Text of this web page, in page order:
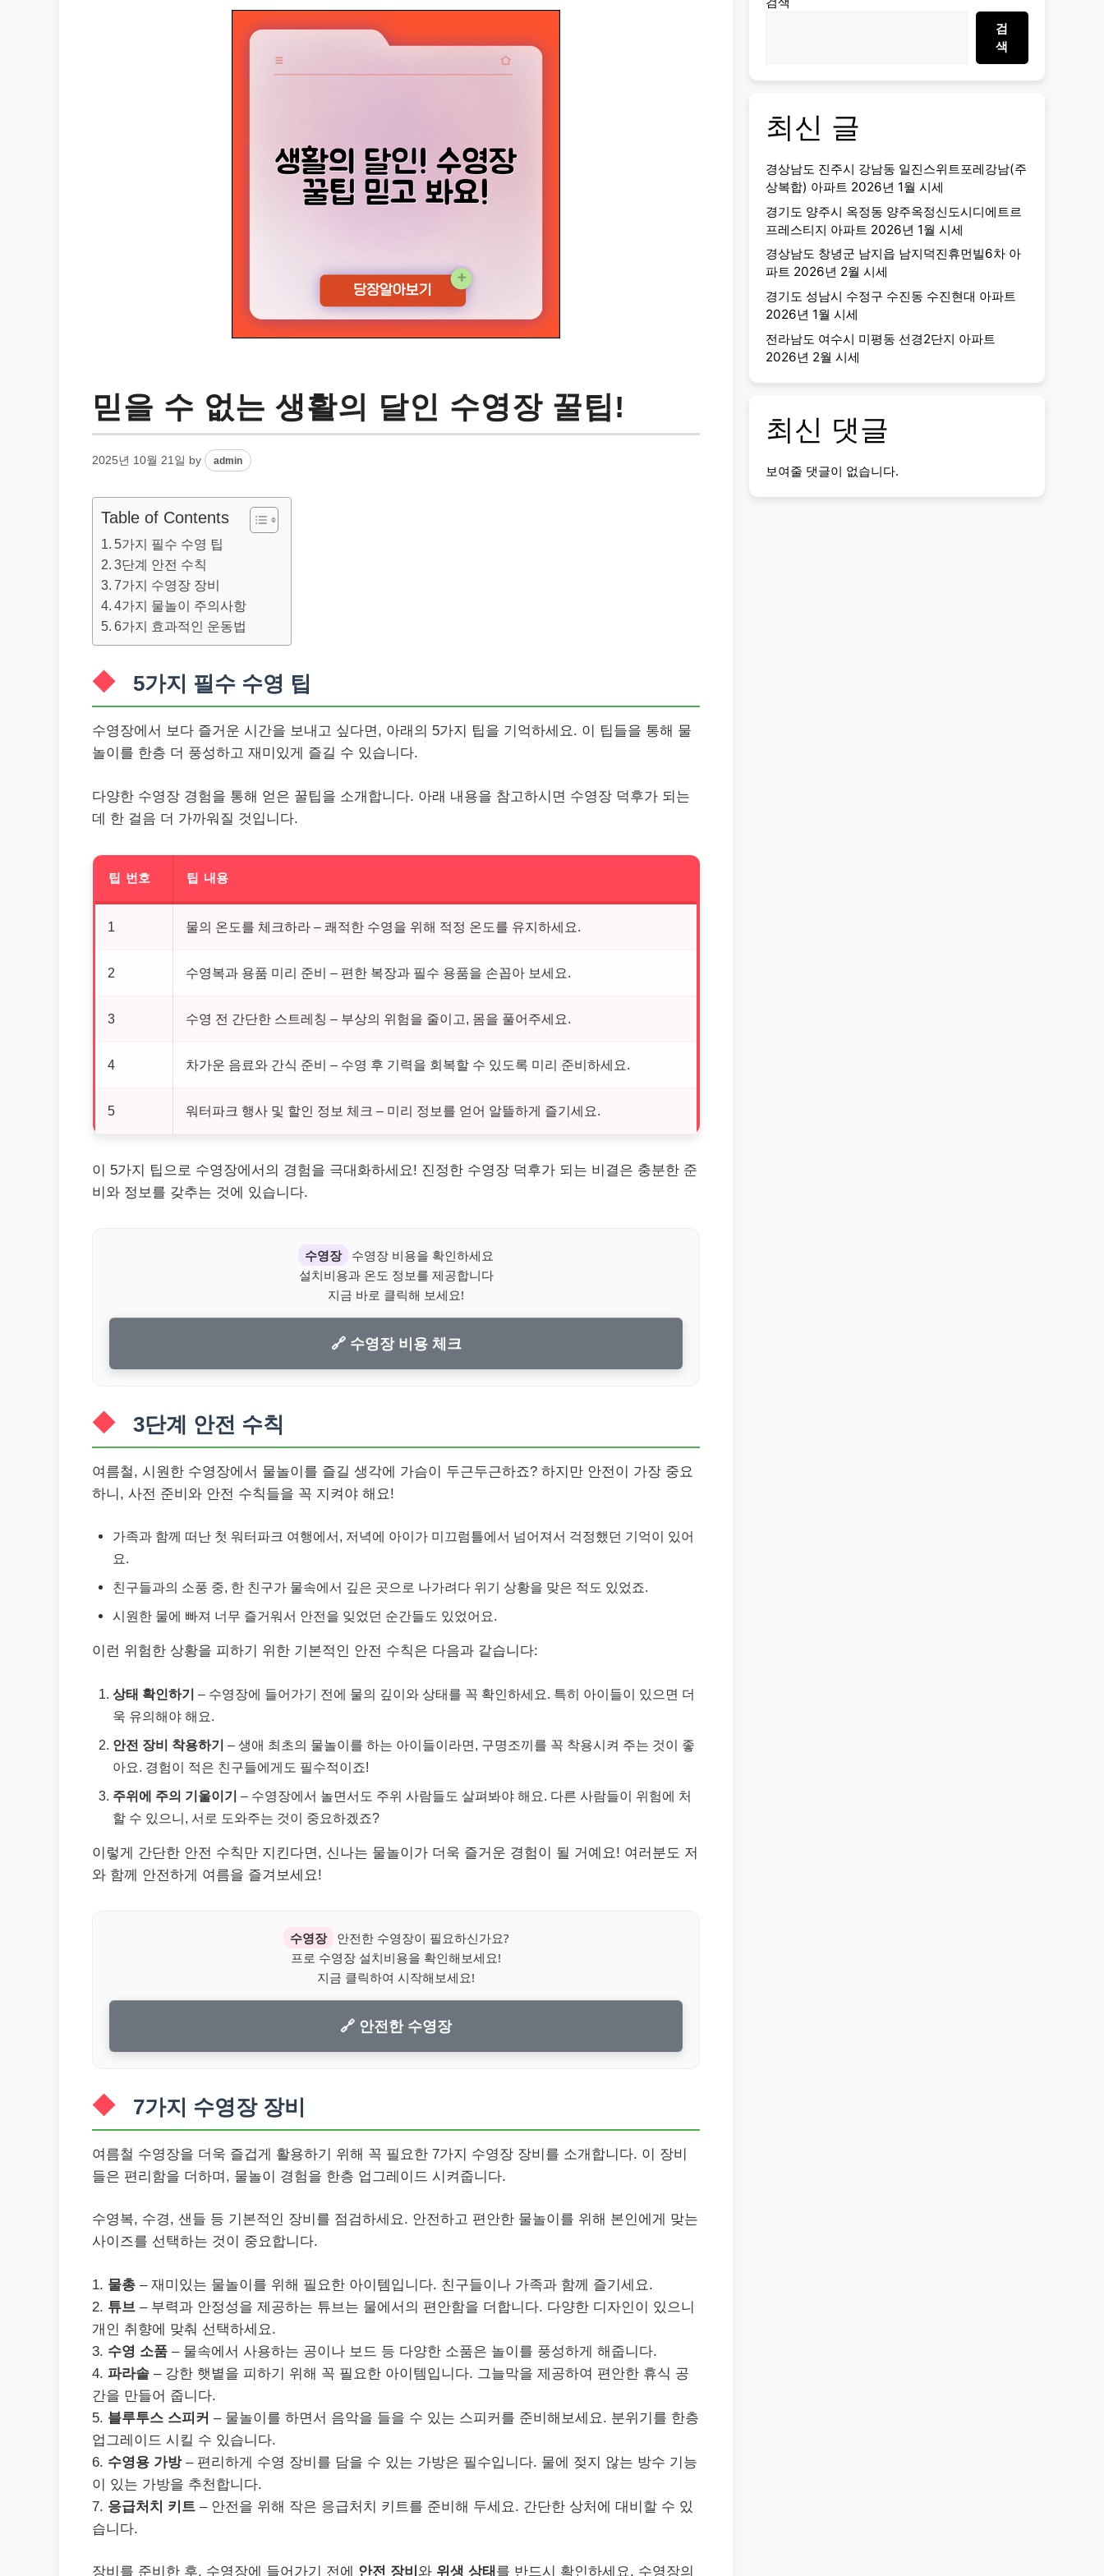
믿을 수 없는 생활의 달인 수영장 꿀팁!
2025년 10월 21일 by admin
Table of Contents
5가지 필수 수영 팁
3단계 안전 수칙
7가지 수영장 장비
4가지 물놀이 주의사항
6가지 효과적인 운동법
5가지 필수 수영 팁
수영장에서 보다 즐거운 시간을 보내고 싶다면, 아래의 5가지 팁을 기억하세요. 이 팁들을 통해 물
놀이를 한층 더 풍성하고 재미있게 즐길 수 있습니다.
다양한 수영장 경험을 통해 얻은 꿀팁을 소개합니다. 아래 내용을 참고하시면 수영장 덕후가 되는
데 한 걸음 더 가까워질 것입니다.
팁 번호 팁 내용
1 물의 온도를 체크하라 – 쾌적한 수영을 위해 적정 온도를 유지하세요.
2 수영복과 용품 미리 준비 – 편한 복장과 필수 용품을 손꼽아 보세요.
3 수영 전 간단한 스트레칭 – 부상의 위험을 줄이고, 몸을 풀어주세요.
4 차가운 음료와 간식 준비 – 수영 후 기력을 회복할 수 있도록 미리 준비하세요.
5 워터파크 행사 및 할인 정보 체크 – 미리 정보를 얻어 알뜰하게 즐기세요.
이 5가지 팁으로 수영장에서의 경험을 극대화하세요! 진정한 수영장 덕후가 되는 비결은 충분한 준
비와 정보를 갖추는 것에 있습니다.
수영장
수영장 비용을 확인하세요
설치비용과 온도 정보를 제공합니다
지금 바로 클릭해 보세요!
🔗 수영장 비용 체크
3단계 안전 수칙
여름철, 시원한 수영장에서 물놀이를 즐길 생각에 가슴이 두근두근하죠? 하지만 안전이 가장 중요
하니, 사전 준비와 안전 수칙들을 꼭 지켜야 해요!
가족과 함께 떠난 첫 워터파크 여행에서, 저녁에 아이가 미끄럼틀에서 넘어져서 걱정했던 기억이 있어
요.
친구들과의 소풍 중, 한 친구가 물속에서 깊은 곳으로 나가려다 위기 상황을 맞은 적도 있었죠.
시원한 물에 빠져 너무 즐거워서 안전을 잊었던 순간들도 있었어요.
이런 위험한 상황을 피하기 위한 기본적인 안전 수칙은 다음과 같습니다:
상태 확인하기 – 수영장에 들어가기 전에 물의 깊이와 상태를 꼭 확인하세요. 특히 아이들이 있으면 더
욱 유의해야 해요.
안전 장비 착용하기 – 생애 최초의 물놀이를 하는 아이들이라면, 구명조끼를 꼭 착용시켜 주는 것이 좋
아요. 경험이 적은 친구들에게도 필수적이죠!
주위에 주의 기울이기 – 수영장에서 놀면서도 주위 사람들도 살펴봐야 해요. 다른 사람들이 위험에 처
할 수 있으니, 서로 도와주는 것이 중요하겠죠?
이렇게 간단한 안전 수칙만 지킨다면, 신나는 물놀이가 더욱 즐거운 경험이 될 거예요! 여러분도 저
와 함께 안전하게 여름을 즐겨보세요!
수영장
안전한 수영장이 필요하신가요?
프로 수영장 설치비용을 확인해보세요!
지금 클릭하여 시작해보세요!
🔗 안전한 수영장
7가지 수영장 장비
여름철 수영장을 더욱 즐겁게 활용하기 위해 꼭 필요한 7가지 수영장 장비를 소개합니다. 이 장비
들은 편리함을 더하며, 물놀이 경험을 한층 업그레이드 시켜줍니다.
수영복, 수경, 샌들 등 기본적인 장비를 점검하세요. 안전하고 편안한 물놀이를 위해 본인에게 맞는
사이즈를 선택하는 것이 중요합니다.
1. 물총 – 재미있는 물놀이를 위해 필요한 아이템입니다. 친구들이나 가족과 함께 즐기세요.
2. 튜브 – 부력과 안정성을 제공하는 튜브는 물에서의 편안함을 더합니다. 다양한 디자인이 있으니
개인 취향에 맞춰 선택하세요.
3. 수영 소품 – 물속에서 사용하는 공이나 보드 등 다양한 소품은 놀이를 풍성하게 해줍니다.
4. 파라솔 – 강한 햇볕을 피하기 위해 꼭 필요한 아이템입니다. 그늘막을 제공하여 편안한 휴식 공
간을 만들어 줍니다.
5. 블루투스 스피커 – 물놀이를 하면서 음악을 들을 수 있는 스피커를 준비해보세요. 분위기를 한층
업그레이드 시킬 수 있습니다.
6. 수영용 가방– 편리하게 수영 장비를 담을 수 있는 가방은 필수입니다. 물에 젖지 않는 방수 기능
이 있는 가방을 추천합니다.
7. 응급처치 키트 – 안전을 위해 작은 응급처치 키트를 준비해 두세요. 간단한 상처에 대비할 수 있
습니다.
장비를 준비한 후, 수영장에 들어가기 전에 안전 장비 와 위생 상태 를 반드시 확인하세요. 수영장의
검
색
최신 글
경상남도 진주시 강남동 일진스위트포레강남(주
상복합) 아파트 2026년 1월 시세
경기도 양주시 옥정동 양주옥정신도시디에트르
프레스티지 아파트 2026년 1월 시세
경상남도 창녕군 남지읍 남지덕진휴먼빌6차 아
파트 2026년 2월 시세
경기도 성남시 수정구 수진동 수진현대 아파트
2026년 1월 시세
전라남도 여수시 미평동 선경2단지 아파트
2026년 2월 시세
최신 댓글
보여줄 댓글이 없습니다.